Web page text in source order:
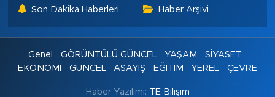
Son Dakika Haberleri Haber Arşivi
Genel GÖRÜNTÜLÜ GÜNCEL YAŞAM
SİYASET
EKONOMİ
GÜNCEL ASAYİŞ EĞİTİM YEREL ÇEVRE
Haber Yazılımı: TE Bilişim